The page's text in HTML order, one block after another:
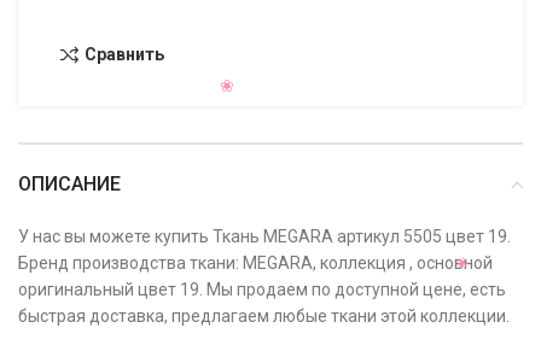
Сравнить
ОПИСАНИЕ
У нас вы можете купить Ткань MEGARA артикул 5505 цвет 19.
Бренд производства ткани: MEGARA, коллекция , основной
оригинальный цвет 19. Мы продаем по доступной цене, есть
быстрая доставка, предлагаем любые ткани этой коллекции.